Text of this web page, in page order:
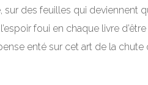
des feuilles qui deviennent
foui en chaque livre
enté sur cet art de la